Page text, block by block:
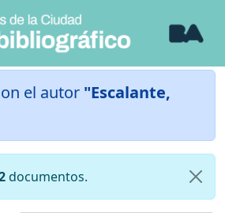
el autor "Escalante,
documentos.